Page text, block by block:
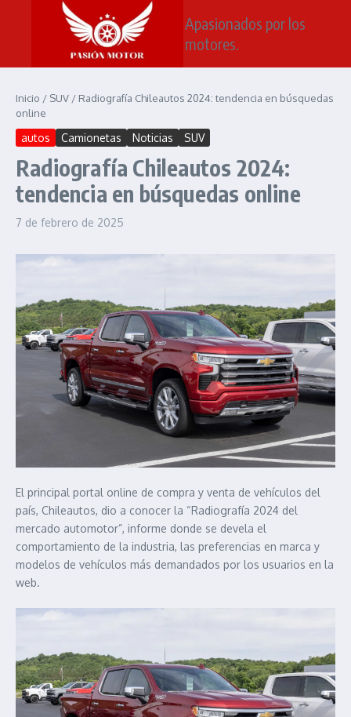
Saltar al contenido
Apasionados por los
motores.
Inicio / SUV / Radiografía Chileautos 2024: tendencia en búsquedas
online
autos Camionetas Noticias SUV
Radiografía Chileautos 2024:
tendencia en búsquedas online
7 de febrero de 2025
El principal portal online de compra y venta de vehículos del
país, Chileautos, dio a conocer la “Radiografía 2024 del
mercado automotor”, informe donde se devela el
comportamiento de la industria, las preferencias en marca y
modelos de vehículos más demandados por los usuarios en la
web.